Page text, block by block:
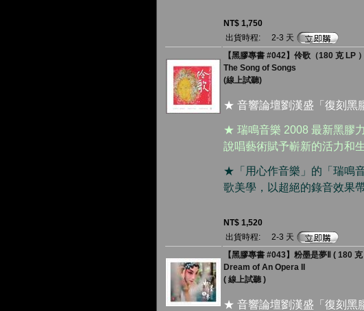
NT$ 1,750
出貨時程:
2-3 天
【黑膠專書 #042】伶歌（180 克 LP ）
The Song of Songs
(線上試聽)
★ 音響論壇劉漢盛「復刻黑
★ 瑞鳴音樂 2008 最新黑膠
說唱藝術賦予嶄新的活力和
★「用心作音樂」的「瑞鳴
歌美學，以超絕的錄音效果
NT$ 1,520
出貨時程:
2-3 天
【黑膠專書 #043】粉墨是夢Ⅱ ( 180
Dream of An Opera II
( 線上試聽 )
★ 音響論壇劉漢盛「復刻黑